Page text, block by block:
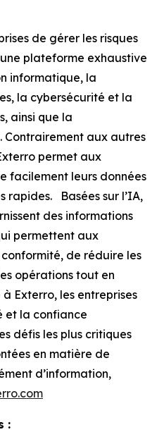
de gérer les risques
plateforme exhaustive
informatique, la
la cybersécurité et la
ainsi que la
Contrairement aux autres
permet aux
facilement leurs données
rapides. Basées sur l’IA,
des informations
permettent aux
de réduire les
opérations tout en
Exterro, les entreprises
et la confiance
défis les plus critiques
en matière de
d’information,
: